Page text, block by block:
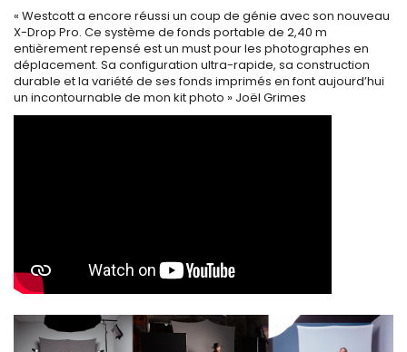
« Westcott a encore réussi un coup de génie avec son nouveau
X-Drop Pro. Ce système de fonds portable de 2,40 m
entièrement repensé est un must pour les photographes en
déplacement. Sa configuration ultra-rapide, sa construction
durable et la variété de ses fonds imprimés en font aujourd’hui
un incontournable de mon kit photo » Joël Grimes